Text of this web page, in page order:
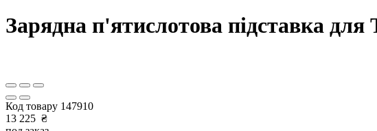
Зарядна п'ятислотова підставка
Код товару 147910
13 225 ₴